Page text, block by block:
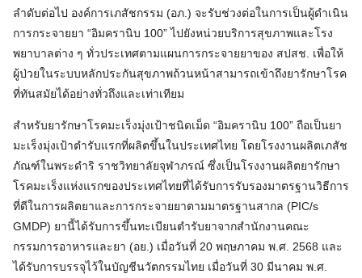
ลำดับต่อไป องค์การเภสัชกรรม (อภ.) จะรับช่วงต่อในการเป็นผู้ดำเนิน
การกระจายยา “อิมครานิบ 100” ไปยังหน่วยบริการสุขภาพและโรง
พยาบาลต่าง ๆ ทั่วประเทศตามแผนการกระจายยาของ สปสช. เพื่อให้
ผู้ป่วยในระบบหลักประกันสุขภาพถ้วนหน้าสามารถเข้าถึงยารักษาโรค
ที่ทันสมัยได้อย่างทั่วถึงและเท่าเทียม
สำหรับยารักษาโรคมะเร็งมุ่งเป้าชนิดเม็ด “อิมครานิบ 100” ถือเป็นยา
มะเร็งมุ่งเป้าตำรับแรกที่ผลิตขึ้นในประเทศไทย โดยโรงงานผลิตเภสัช
ภัณฑ์ในพระดําริ ราชวิทยาลัยจุฬาภรณ์ ซึ่งเป็นโรงงานผลิตยารักษา
โรคมะเร็งแห่งแรกของประเทศไทยที่ได้รับการรับรองมาตรฐานวิธีการ
ที่ดีในการผลิตยาและการกระจายยาตามมาตรฐานสากล (PIC/s
GMDP) ยานี้ได้รับการขึ้นทะเบียนตำรับยาจากสำนักงานคณะ
กรรมการอาหารและยา (อย.) เมื่อวันที่ 20 พฤษภาคม พ.ศ. 2568 และ
ได้รับการบรรจุไว้ในบัญชีนวัตกรรมไทย เมื่อวันที่ 30 มีนาคม พ.ศ.